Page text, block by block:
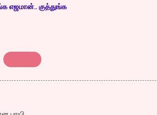
எஜமான்.. குத்துங்க